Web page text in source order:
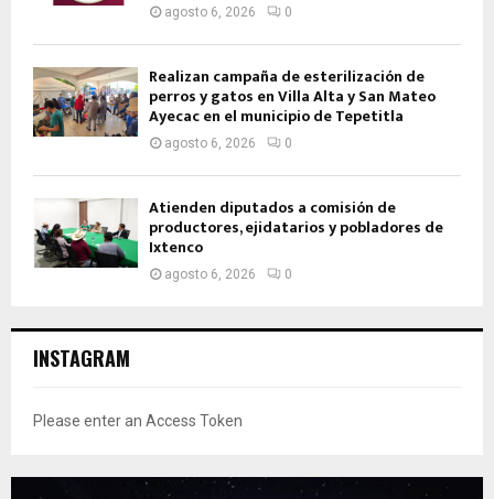
agosto 6, 2026 0
Realizan campaña de esterilización de
perros y gatos en Villa Alta y San Mateo
Ayecac en el municipio de Tepetitla
agosto 6, 2026 0
Atienden diputados a comisión de
productores, ejidatarios y pobladores de
Ixtenco
agosto 6, 2026 0
INSTAGRAM
Please enter an Access Token